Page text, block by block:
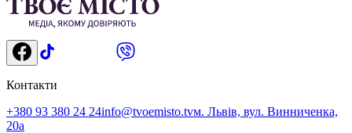
Контакти
+380 93 380 24 24info@tvoemisto.tvм. Львів, вул. Винниченка,
20а